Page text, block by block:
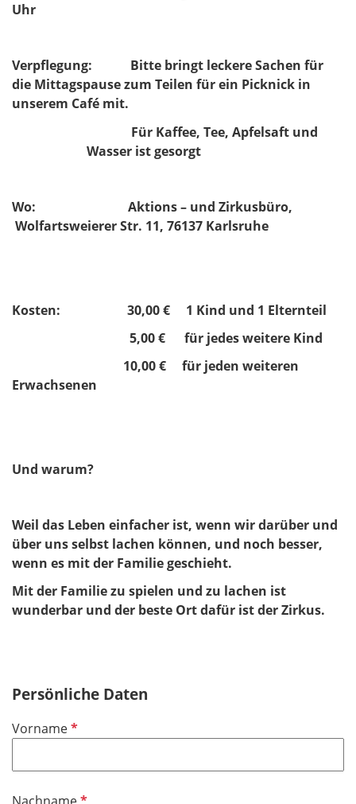
Uhr
Verpflegung: Bitte bringt leckere Sachen für
die Mittagspause zum Teilen für ein Picknick in
unserem Café mit.
Für Kaffee, Tee, Apfelsaft und
Wasser ist gesorgt
Wo: Aktions – und Zirkusbüro,
Wolfartsweierer Str. 11, 76137 Karlsruhe
Kosten: 30,00 € 1 Kind und 1 Elternteil
5,00 € für jedes weitere Kind
10,00 € für jeden weiteren
Erwachsenen
Und warum?
Weil das Leben einfacher ist, wenn wir darüber und
über uns selbst lachen können, und noch besser,
wenn es mit der Familie geschieht.
Mit der Familie zu spielen und zu lachen ist
wunderbar und der beste Ort dafür ist der Zirkus.
Persönliche Daten
VornameP
l
P